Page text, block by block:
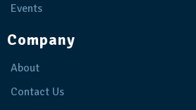
Events
Company
About
Contact Us